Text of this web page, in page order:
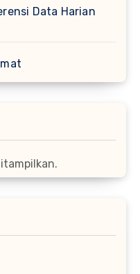
Data Harian